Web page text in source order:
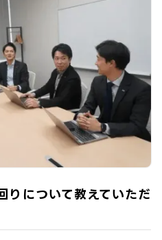
りについて教えていただ